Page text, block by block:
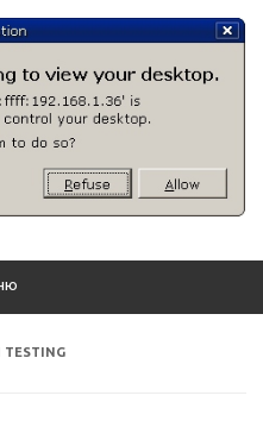
TESTING